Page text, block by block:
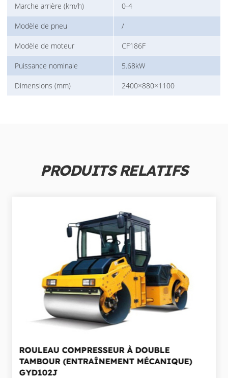
Marche arrière (km/h) 0-4
Modèle de pneu /
Modèle de moteur CF186F
Puissance nominale 5.68kW
Dimensions (mm) 2400×880×1100
PRODUITS RELATIFS
ROULEAU COMPRESSEUR À DOUBLE
TAMBOUR (ENTRAÎNEMENT MÉCANIQUE)
GYD102J